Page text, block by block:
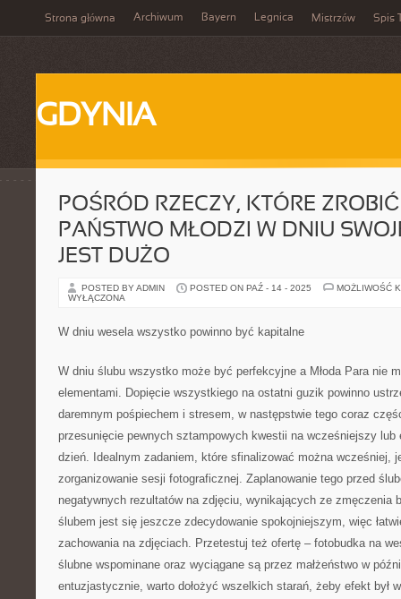
Strona główna Archiwum Bayern Legnica Mistrzów Spis
GDYNIA
POŚRÓD RZECZY, KTÓRE
PAŃSTWO MŁODZI W DNIU
JEST DUŻO
POSTED BY ADMIN POSTED ON PAŹ - 14 - 2025
MOŻLIWOŚĆ
WYŁĄCZONA
W dniu wesela wszystko powinno być kapitalne
W dniu ślubu wszystko może być perfekcyjne a Młoda Para nie
elementami. Dopięcie wszystkiego na ostatni guzik powinno
daremnym pośpiechem i stresem, w następstwie tego coraz
przesunięcie pewnych sztampowych kwestii na wcześniejszy lub
dzień. Idealnym zadaniem, które sfinalizować można wcześniej,
zorganizowanie sesji fotograficznej. Zaplanowanie tego przed
negatywnych rezultatów na zdjęciu, wynikających ze zmęczenia
ślubem jest się jeszcze zdecydowanie spokojniejszym, więc
zachowania na zdjęciach. Przetestuj też ofertę – fotobudka na
ślubne wspominane oraz wyciągane są przez małżeństwo w
entuzjastycznie, warto dołożyć wszelkich starań, żeby efekt był